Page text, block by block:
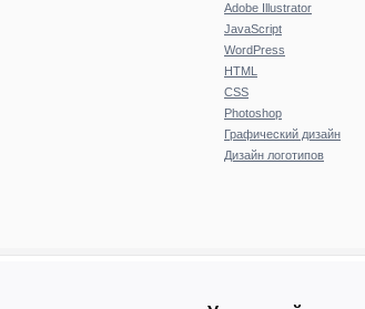
Adobe Illustrator
JavaScript
WordPress
HTML
CSS
Photoshop
Графический дизайн
Дизайн логотипов